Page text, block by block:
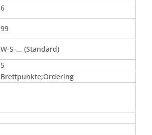
6
99
W-S-... (Standard)
5
Brettpunkte;Ordering